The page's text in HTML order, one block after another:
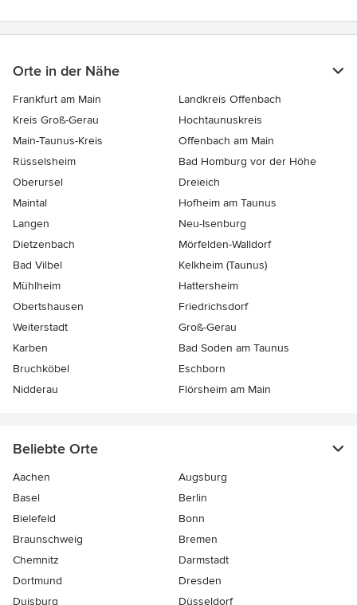
Orte in der Nähe
Frankfurt am Main
Landkreis Offenbach
Kreis Groß-Gerau
Hochtaunuskreis
Main-Taunus-Kreis
Offenbach am Main
Rüsselsheim
Bad Homburg vor der Höhe
Oberursel
Dreieich
Maintal
Hofheim am Taunus
Langen
Neu-Isenburg
Dietzenbach
Mörfelden-Walldorf
Bad Vilbel
Kelkheim (Taunus)
Mühlheim
Hattersheim
Obertshausen
Friedrichsdorf
Weiterstadt
Groß-Gerau
Karben
Bad Soden am Taunus
Bruchköbel
Eschborn
Nidderau
Flörsheim am Main
Beliebte Orte
Aachen
Augsburg
Basel
Berlin
Bielefeld
Bonn
Braunschweig
Bremen
Chemnitz
Darmstadt
Dortmund
Dresden
Duisburg
Düsseldorf